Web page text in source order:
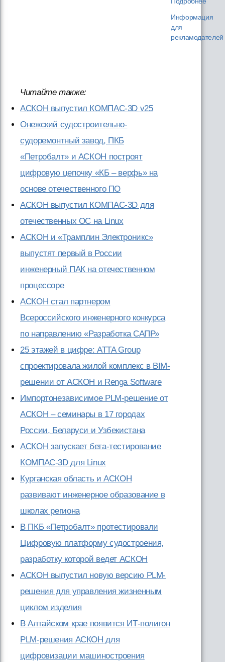
Читайте также:
АСКОН выпустил КОМПАС-3D v25
Онежский судостроительно-
судоремонтный завод, ПКБ
«Петробалт» и АСКОН построят
цифровую цепочку «КБ – верфь» на
основе отечественного ПО
АСКОН выпустил КОМПАС-3D для
отечественных ОС на Linux
АСКОН и «Трамплин Электроникс»
выпустят первый в России
инженерный ПАК на отечественном
процессоре
АСКОН стал партнером
Всероссийского инженерного конкурса
по направлению «Разработка САПР»
25 этажей в цифре: ATTA Group
спроектировала жилой комплекс в BIM-
решении от АСКОН и Renga Software
Импортонезависимое PLM-решение от
АСКОН – семинары в 17 городах
России, Беларуси и Узбекистана
АСКОН запускает бета-тестирование
КОМПАС-3D для Linux
Курганская область и АСКОН
развивают инженерное образование в
школах региона
В ПКБ «Петробалт» протестировали
Цифровую платформу судостроения,
разработку которой ведет АСКОН
АСКОН выпустил новую версию PLM-
решения для управления жизненным
циклом изделия
В Алтайском крае появится ИТ-полигон
PLM-решения АСКОН для
цифровизации машиностроения
Информация
для
рекламодателей